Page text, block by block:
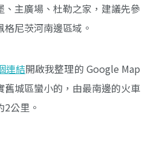
主廣場、杜勒之家，建議先參
尼茨河南邊區域。
連結開啟我整理的 Google Map
城區蠻小的，由最南邊的火車
公里。